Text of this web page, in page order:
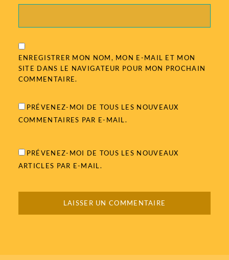
ENREGISTRER MON NOM, MON E-MAIL ET MON
SITE DANS LE NAVIGATEUR POUR MON PROCHAIN
COMMENTAIRE.
PRÉVENEZ-MOI DE TOUS LES NOUVEAUX
COMMENTAIRES PAR E-MAIL.
PRÉVENEZ-MOI DE TOUS LES NOUVEAUX
ARTICLES PAR E-MAIL.